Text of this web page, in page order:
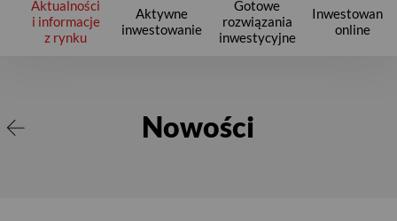
Aktualności
i informacje
z rynku
Aktywne
inwestowanie
Gotowe
rozwiązania
inwestycyjne
Inwestowanie
online
Nowości